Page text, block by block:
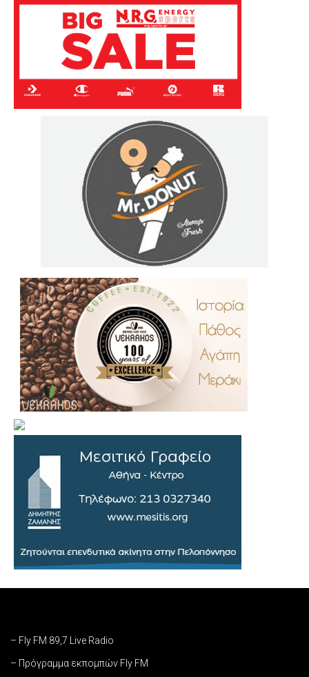
– Fly FM 89,7 Live Radio
– Πρόγραμμα εκπομπών Fly FM